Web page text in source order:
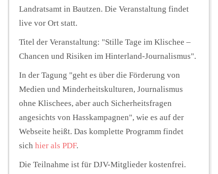
Podcast
Seminare
Unterstützen
Landratsamt in Bautzen. Die Veranstaltung findet
live vor Ort statt.
Titel der Veranstaltung: "Stille Tage im Klischee –
Chancen und Risiken im Hinterland-Journalismus".
In der Tagung "geht es über die Förderung von
Medien und Minderheitskulturen, Journalismus
ohne Klischees, aber auch Sicherheitsfragen
angesichts von Hasskampagnen", wie es auf der
Webseite heißt. Das komplette Programm findet
sich hier als PDF.
Die Teilnahme ist für DJV-Mitglieder kostenfrei.